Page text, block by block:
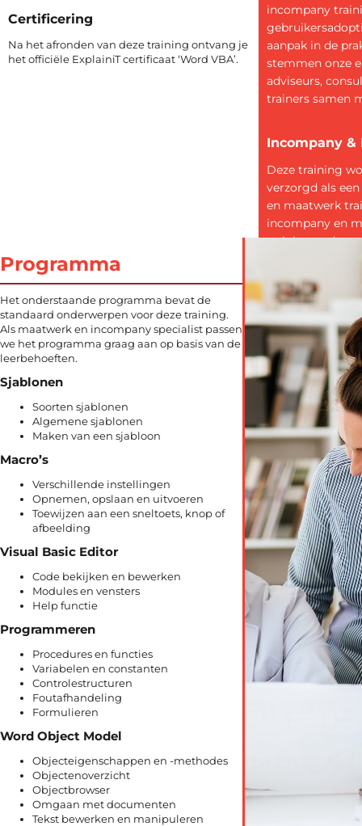
Certificering
Na het afronden van deze training ontvang je
het officiële ExplainiT certificaat ‘Word VBA’.
incompany
aanpak in de
stemmen onze
adviseurs,
trainers samen
Incompany &
Deze training
verzorgd als
en maatwerk
incompany en
trainingen doen
worden
doelstellingen
programma’s
resultaat
Programma
Het onderstaande programma bevat de
standaard onderwerpen voor deze training.
Als maatwerk en incompany specialist passen
we het programma graag aan op basis van de
leerbehoeften.
Sjablonen
Soorten sjablonen
Algemene sjablonen
Maken van een sjabloon
Macro’s
Verschillende instellingen
Opnemen, opslaan en uitvoeren
Toewijzen aan een sneltoets, knop of
afbeelding
Visual Basic Editor
Code bekijken en bewerken
Modules en vensters
Help functie
Programmeren
Procedures en functies
Variabelen en constanten
Controlestructuren
Foutafhandeling
Formulieren
Word Object Model
Objecteigenschappen en -methodes
Objectenoverzicht
Objectbrowser
Omgaan met documenten
Tekst bewerken en manipuleren